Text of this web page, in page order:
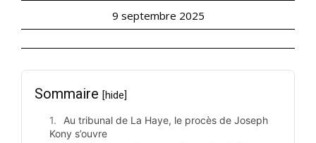
9 septembre 2025
Sommaire [hide]
Au tribunal de La Haye, le procès de Joseph
Kony s’ouvre